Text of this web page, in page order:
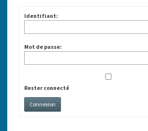
Identifiant:
Mot de passe:
Rester connecté
Connexion